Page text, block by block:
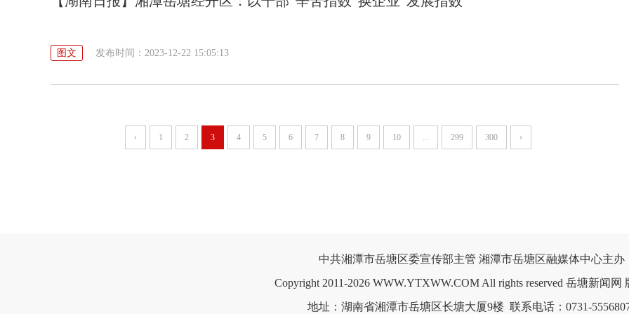
图文 发布时间：2023-12-22 15:05:13
‹ 1 2 3 4 5 6 7 8 9 10 ... 299 300 ›
中共湘潭市岳塘区委宣传部主管 湘潭市岳塘区融媒体中心主办
Copyright 2011-2026 WWW.YTXWW.COM All rights reserved 岳塘新闻网